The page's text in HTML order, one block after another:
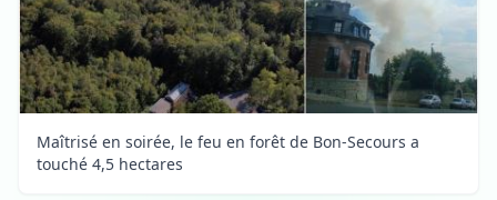
Maîtrisé en soirée, le feu en forêt de Bon-Secours a
touché 4,5 hectares